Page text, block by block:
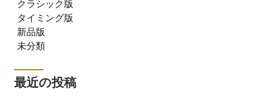
クラシック版
タイミング版
新品版
未分類
最近の投稿